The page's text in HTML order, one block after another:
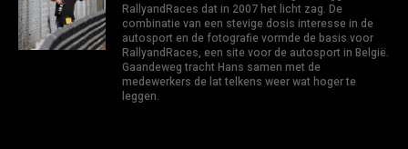
RallyandRaces dat in 2007 het licht zag. De
combinatie van een stevige dosis interesse in de
autosport en de fotografie vormde de basis voor
RallyandRaces, een site voor de autosport in België.
Gaandeweg tracht Hans samen met de
medewerkers de lat telkens weer wat hoger te
leggen.